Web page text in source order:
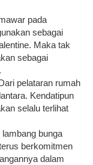
pada
sebagai
Maka tak
sebagai
pelataran rumah
Kendatipun
selalu terlihat
bunga
berkomitmen
dalam